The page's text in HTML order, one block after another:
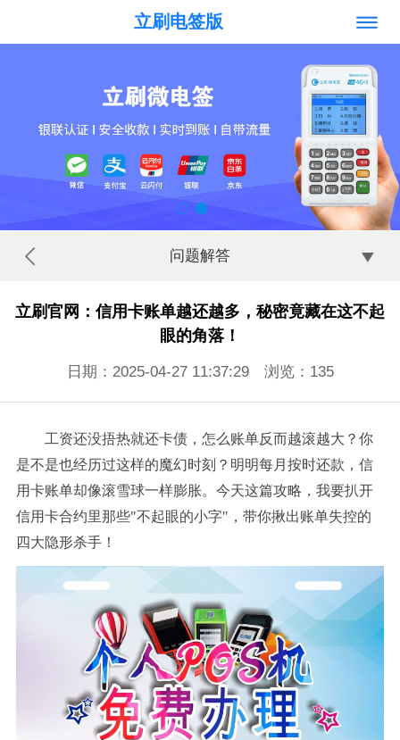
立刷电签版
问题解答
立刷官网：信用卡账单越还越多，秘密竟藏在这不起
眼的角落！
日期：2025-04-27 11:37:29 浏览： 135
工资还没捂热就还卡债，怎么账单反而越滚越大？你
是不是也经历过这样的魔幻时刻？明明每月按时还款，信
用卡账单却像滚雪球一样膨胀。 今天这篇攻略，我要扒开
信用卡合约里那些"不起眼的小字"，带你揪出账单失控的
四大隐形杀手！